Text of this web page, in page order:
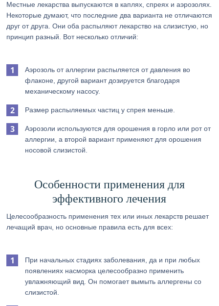
Местные лекарства выпускаются в каплях, спреях и аэрозолях.
Некоторые думают, что последние два варианта не отличаются
друг от друга. Они оба распыляют лекарство на слизистую, но
принцип разный. Вот несколько отличий:
Аэрозоль от аллергии распыляется от давления во
флаконе, другой вариант дозируется благодаря
механическому насосу.
Размер распыляемых частиц у спрея меньше.
Аэрозоли используются для орошения в горло или рот от
аллергии, а второй вариант применяют для орошения
носовой слизистой.
Особенности применения для
эффективного лечения
Целесообразность применения тех или иных лекарств решает
лечащий врач, но основные правила есть для всех:
При начальных стадиях заболевания, да и при любых
появлениях насморка целесообразно применить
увлажняющий вид. Он помогает вымыть аллергены со
слизистой.